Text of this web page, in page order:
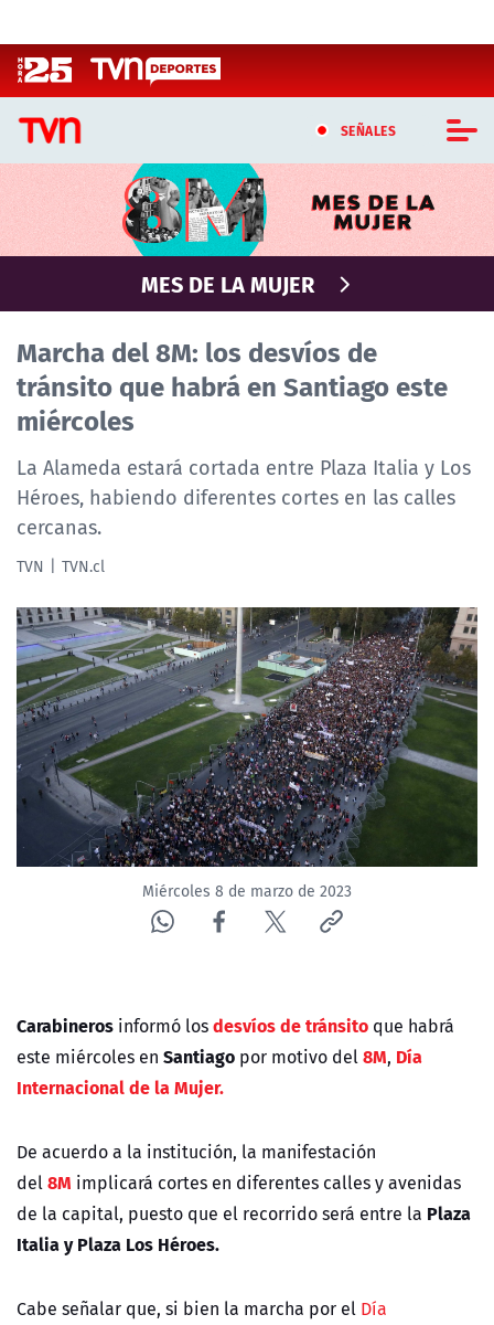
SEÑALES
CASTING MASTERCHEF CHILE
CASTING TVN VERTICAL
TVN VERTICAL
TVN PLAY
PROGRAMAS
TELESERIES
NTV
ACTUALIDAD Y TENDENCIAS
CORPORATIVO Y TRANSPARENCIA
CANAL DE DENUNCIAS
ÁREA DE PROYECTOS
MES DE LA MUJER
Marcha del 8M: los desvíos de
tránsito que habrá en Santiago este
miércoles
La Alameda estará cortada entre Plaza Italia y Los
Héroes, habiendo diferentes cortes en las calles
cercanas.
TVN TVN.cl
Miércoles 8 de marzo de 2023
Carabineros informó losdesvíos de tránsito que habrá
este miércoles en Santiago por motivo del8M, Día
Internacional de la Mujer.
De acuerdo a la institución, la manifestación
del8M implicará cortes en diferentes calles y avenidas
de la capital, puesto que el recorrido será entre la Plaza
Italia y Plaza Los Héroes.
Cabe señalar que, si bien la marcha por el Día